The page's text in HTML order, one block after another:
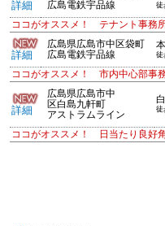
詳細
広島電鉄宇品線
徒
ココがオススメ！ テナント事務
詳細
広島県広島市中区袋町
広島電鉄宇品線
徒
ココがオススメ！ 市内中心部事務
詳細
広島県広島市中
区白島九軒町
アストラムライン
徒
ココがオススメ！ 日当たり良好